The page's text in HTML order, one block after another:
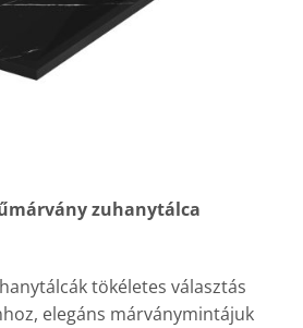
zuhanytálca
tökéletes választás
elegáns márványmintájuk